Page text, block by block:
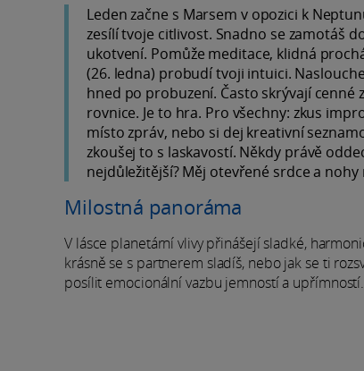
Leden začne s Marsem v opozici k
zesílí tvoje citlivost. Snadno se zamotáš
ukotvení. Pomůže meditace, klidná
(26. ledna) probudí tvoji intuici.
hned po probuzení. Často skrývají cenné
rovnice. Je to hra. Pro všechny: zkus
místo zpráv, nebo si dej kreativní
zkoušej to s laskavostí. Někdy právě
nejdůležitější? Měj otevřené srdce a nohy
Milostná panoráma
V lásce planetární vlivy přinášejí sladké,
krásně se s partnerem sladíš, nebo jak se ti
posílit emocionální vazbu jemností a upřímností.